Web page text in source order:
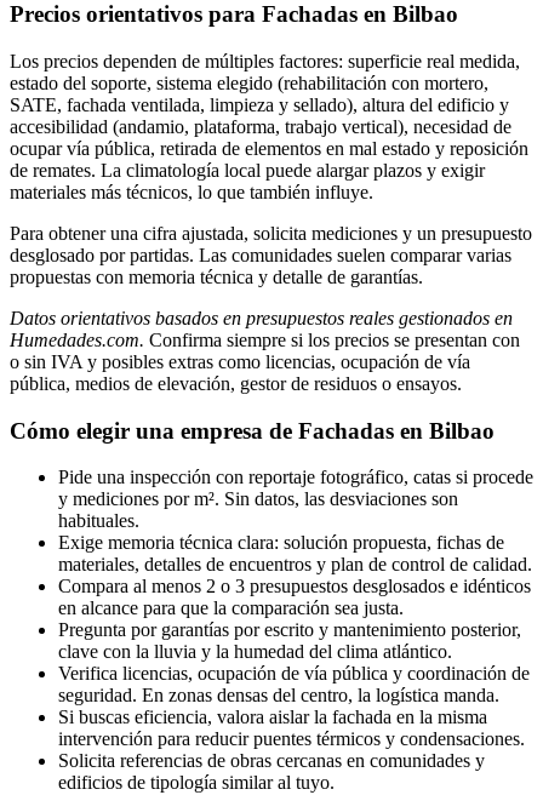
Precios orientativos para Fachadas en Bilbao
Los precios dependen de múltiples factores: superficie real medida,
estado del soporte, sistema elegido (rehabilitación con mortero,
SATE, fachada ventilada, limpieza y sellado), altura del edificio y
accesibilidad (andamio, plataforma, trabajo vertical), necesidad de
ocupar vía pública, retirada de elementos en mal estado y reposición
de remates. La climatología local puede alargar plazos y exigir
materiales más técnicos, lo que también influye.
Para obtener una cifra ajustada, solicita mediciones y un presupuesto
desglosado por partidas. Las comunidades suelen comparar varias
propuestas con memoria técnica y detalle de garantías.
Datos orientativos basados en presupuestos reales gestionados en
Humedades.com. Confirma siempre si los precios se presentan con
o sin IVA y posibles extras como licencias, ocupación de vía
pública, medios de elevación, gestor de residuos o ensayos.
Cómo elegir una empresa de Fachadas en Bilbao
Pide una inspección con reportaje fotográfico, catas si procede
y mediciones por m². Sin datos, las desviaciones son
habituales.
Exige memoria técnica clara: solución propuesta, fichas de
materiales, detalles de encuentros y plan de control de calidad.
Compara al menos 2 o 3 presupuestos desglosados e idénticos
en alcance para que la comparación sea justa.
Pregunta por garantías por escrito y mantenimiento posterior,
clave con la lluvia y la humedad del clima atlántico.
Verifica licencias, ocupación de vía pública y coordinación de
seguridad. En zonas densas del centro, la logística manda.
Si buscas eficiencia, valora aislar la fachada en la misma
intervención para reducir puentes térmicos y condensaciones.
Solicita referencias de obras cercanas en comunidades y
edificios de tipología similar al tuyo.